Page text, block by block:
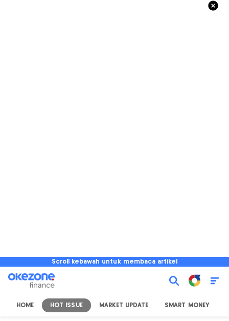
Scroll kebawah untuk membaca artikel
HOME HOT ISSUE MARKET UPDATE SMART MONEY